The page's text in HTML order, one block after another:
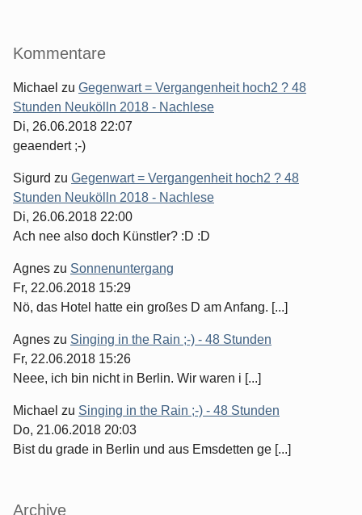
Kommentare
Michael zu Gegenwart = Vergangenheit hoch2 ? 48
Stunden Neukölln 2018 - Nachlese
Di, 26.06.2018 22:07
geaendert ;-)
Sigurd zu Gegenwart = Vergangenheit hoch2 ? 48
Stunden Neukölln 2018 - Nachlese
Di, 26.06.2018 22:00
Ach nee also doch Künstler? :D :D
Agnes zu Sonnenuntergang
Fr, 22.06.2018 15:29
Nö, das Hotel hatte ein großes D am Anfang. [...]
Agnes zu Singing in the Rain ;-) - 48 Stunden
Fr, 22.06.2018 15:26
Neee, ich bin nicht in Berlin. Wir waren i [...]
Michael zu Singing in the Rain ;-) - 48 Stunden
Do, 21.06.2018 20:03
Bist du grade in Berlin und aus Emsdetten ge [...]
Archive